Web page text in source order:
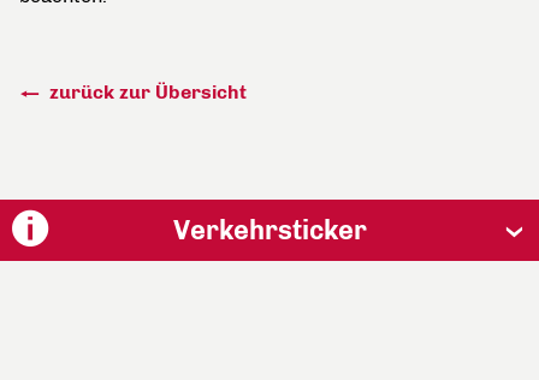
zurück zur Übersicht
Verkehrsticker